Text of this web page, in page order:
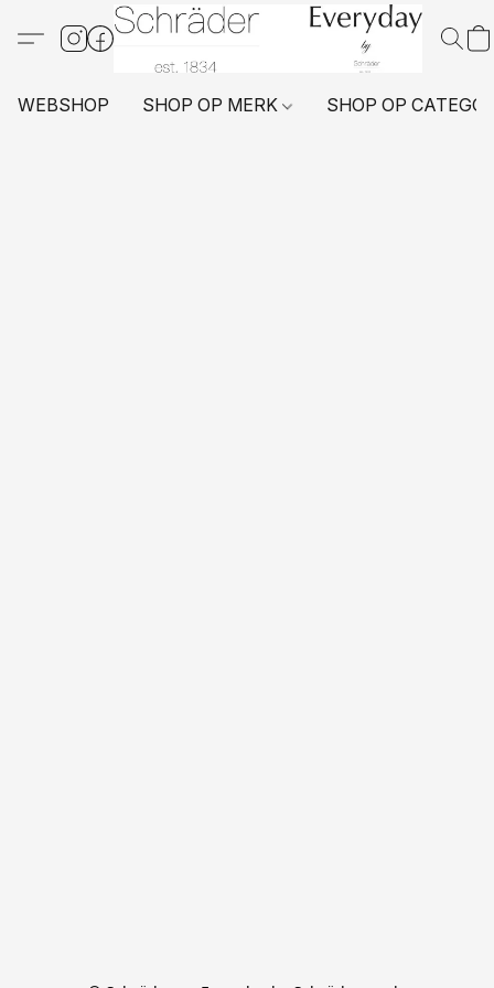
WEBSHOP SHOP OP MERK SHOP OP